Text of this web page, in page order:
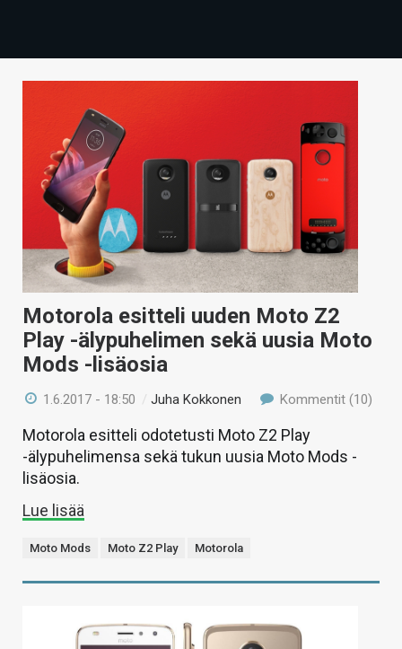
TECHBBS
HINTA.FI
KAUPPA
VAIHDA TEEMA
Motorola esitteli uuden Moto Z2
Play -älypuhelimen sekä uusia Moto
Mods -lisäosia
1.6.2017 - 18:50 /Juha Kokkonen Kommentit (10)
Motorola esitteli odotetusti Moto Z2 Play
-älypuhelimensa sekä tukun uusia Moto Mods -
lisäosia.
Lue lisää
Moto Mods Moto Z2 Play Motorola